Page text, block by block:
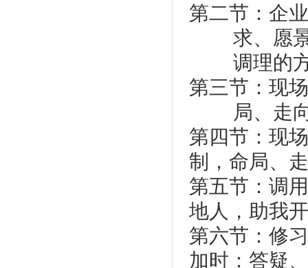
第二节：企
求、愿
调理的
第三节：现
局、走
第四节：现
制，命局、
第五节：调
地人，助我
第六节：修
加时：答疑